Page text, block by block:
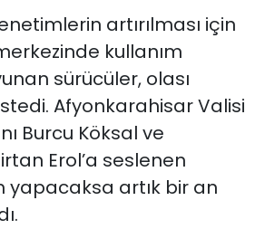
artırılması için
kullanım
sürücüler, olası
Afyonkarahisar Valisi
Burcu Köksal ve
Erol’a seslenen
yapacaksa artık bir an